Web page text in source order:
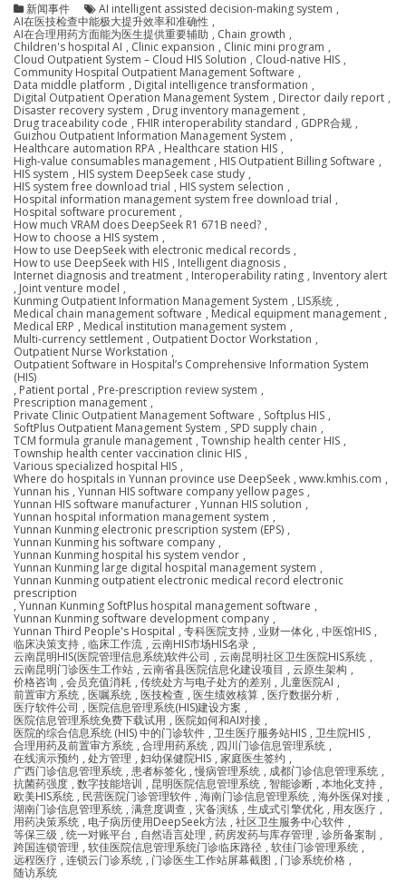
新闻事件 AI intelligent assisted decision-making system ,
AI在医技检查中能极大提升效率和准确性 ,
AI在合理用药方面能为医生提供重要辅助 , Chain growth ,
Children's hospital AI , Clinic expansion , Clinic mini program ,
Cloud Outpatient System – Cloud HIS Solution , Cloud-native HIS ,
Community Hospital Outpatient Management Software ,
Data middle platform , Digital intelligence transformation ,
Digital Outpatient Operation Management System , Director daily report ,
Disaster recovery system , Drug inventory management ,
Drug traceability code , FHIR interoperability standard , GDPR合规 ,
Guizhou Outpatient Information Management System ,
Healthcare automation RPA , Healthcare station HIS ,
High-value consumables management , HIS Outpatient Billing Software ,
HIS system , HIS system DeepSeek case study ,
HIS system free download trial , HIS system selection ,
Hospital information management system free download trial ,
Hospital software procurement ,
How much VRAM does DeepSeek R1 671B need? ,
How to choose a HIS system ,
How to use DeepSeek with electronic medical records ,
How to use DeepSeek with HIS , Intelligent diagnosis ,
Internet diagnosis and treatment , Interoperability rating , Inventory alert
, Joint venture model ,
Kunming Outpatient Information Management System , LIS系统 ,
Medical chain management software , Medical equipment management ,
Medical ERP , Medical institution management system ,
Multi-currency settlement , Outpatient Doctor Workstation ,
Outpatient Nurse Workstation ,
Outpatient Software in Hospital’s Comprehensive Information System
(HIS)
, Patient portal , Pre-prescription review system ,
Prescription management ,
Private Clinic Outpatient Management Software , Softplus HIS ,
SoftPlus Outpatient Management System , SPD supply chain ,
TCM formula granule management , Township health center HIS ,
Township health center vaccination clinic HIS ,
Various specialized hospital HIS ,
Where do hospitals in Yunnan province use DeepSeek , www.kmhis.com ,
Yunnan his , Yunnan HIS software company yellow pages ,
Yunnan HIS software manufacturer , Yunnan HIS solution ,
Yunnan hospital information management system ,
Yunnan Kunming electronic prescription system (EPS) ,
Yunnan Kunming his software company ,
Yunnan Kunming hospital his system vendor ,
Yunnan Kunming large digital hospital management system ,
Yunnan Kunming outpatient electronic medical record electronic
prescription
, Yunnan Kunming SoftPlus hospital management software ,
Yunnan Kunming software development company ,
Yunnan Third People's Hospital , 专科医院支持 , 业财一体化 , 中医馆HIS ,
临床决策支持 , 临床工作流 , 云南HIS市场HIS名录 ,
云南昆明HIS(医院管理信息系统)软件公司 , 云南昆明社区卫生医院HIS系统 ,
云南昆明门诊医生工作站 , 云南省县医院信息化建设项目 , 云原生架构 ,
价格咨询 , 会员充值消耗 , 传统处方与电子处方的差别 , 儿童医院AI ,
前置审方系统 , 医嘱系统 , 医技检查 , 医生绩效核算 , 医疗数据分析 ,
医疗软件公司 , 医院信息管理系统(HIS)建设方案 ,
医院信息管理系统免费下载试用 , 医院如何和AI对接 ,
医院的综合信息系统 (HIS) 中的门诊软件 , 卫生医疗服务站HIS , 卫生院HIS ,
合理用药及前置审方系统 , 合理用药系统 , 四川门诊信息管理系统 ,
在线演示预约 , 处方管理 , 妇幼保健院HIS , 家庭医生签约 ,
广西门诊信息管理系统 , 患者标签化 ,慢病管理系统 , 成都门诊信息管理系统 ,
抗菌药强度 , 数字技能培训 , 昆明医院信息管理系统 , 智能诊断 , 本地化支持 ,
欧美HIS系统 , 民营医院门诊管理软件 , 海南门诊信息管理系统 , 海外医保对接 ,
湖南门诊信息管理系统 , 满意度调查 , 灾备演练 , 生成式引擎优化 , 用友医疗 ,
用药决策系统 , 电子病历使用DeepSeek方法 , 社区卫生服务中心软件 ,
等保三级 , 统一对账平台 , 自然语言处理 , 药房发药与库存管理 , 诊所备案制 ,
跨国连锁管理 , 软佳医院信息管理系统门诊临床路径 , 软佳门诊管理系统 ,
远程医疗 , 连锁云门诊系统 , 门诊医生工作站屏幕截图 , 门诊系统价格 ,
随访系统